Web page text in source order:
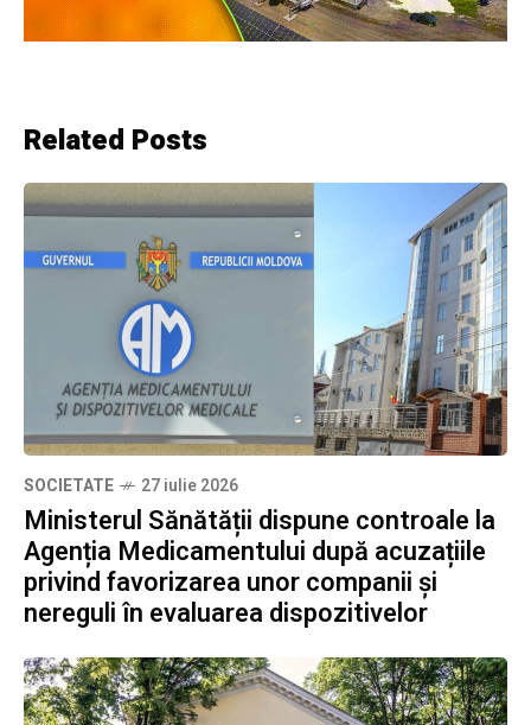
Related Posts
SOCIETATE 27 iulie 2026
Ministerul Sănătății dispune controale la
Agenția Medicamentului după acuzațiile
privind favorizarea unor companii și
nereguli în evaluarea dispozitivelor